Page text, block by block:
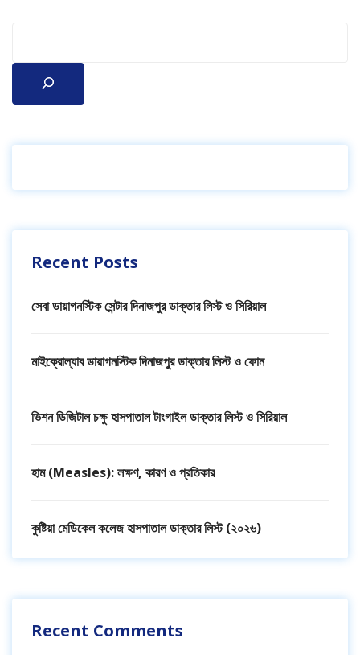
Recent Posts
সেবা ডায়াগনস্টিক সেন্টার দিনাজপুর ডাক্তার লিস্ট ও সিরিয়াল
মাইক্রোল্যাব ডায়াগনস্টিক দিনাজপুর ডাক্তার লিস্ট ও ফোন
ভিশন ডিজিটাল চক্ষু হাসপাতাল টাংগাইল ডাক্তার লিস্ট ও সিরিয়াল
হাম (Measles): লক্ষণ, কারণ ও প্রতিকার
কুষ্টিয়া মেডিকেল কলেজ হাসপাতাল ডাক্তার লিস্ট (২০২৬)
Recent Comments